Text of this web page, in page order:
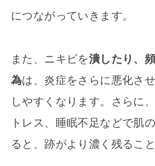
につながっていきます。
また、ニキビを潰したり、
為は、炎症をさらに悪化さ
しやすくなります。さらに
トレス、睡眠不足などで肌
ると、跡がより濃く残るこ